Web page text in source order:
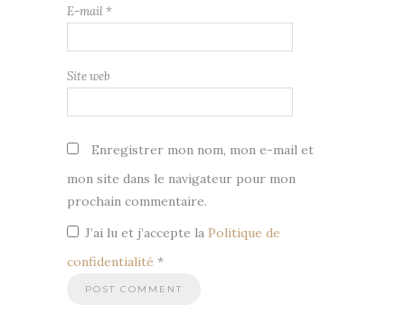
E-mail *
Site web
Enregistrer mon nom, mon e-mail et
mon site dans le navigateur pour mon
prochain commentaire.
J’ai lu et j’accepte la Politique de
confidentialité *